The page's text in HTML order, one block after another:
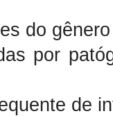
do
por
de